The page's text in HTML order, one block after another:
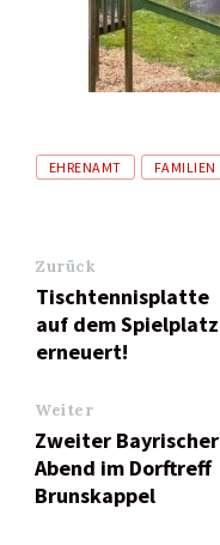
Tags
EHRENAMT FAMILIEN
Zurück
Tischtennisplatte
auf dem Spielplatz
erneuert!
Weiter
Zweiter Bayrischer
Abend im Dorftreff
Brunskappel